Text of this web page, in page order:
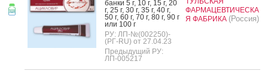
бан­ки 5 г, 10 г, 15 г, 20
г, 25 г, 30 г, 35 г, 40 г,
50 г, 60 г, 70 г, 80 г, 90 г
или 100 г
РУ: ЛП-№(002250)-
(РГ-RU) от 27.04.23
Предыдущий РУ:
ЛП-005217
ФАРМАЦЕВТИЧЕСКА
Я ФАБРИКА (Россия)